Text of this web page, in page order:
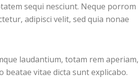
sequi nesciunt. Neque porrom
adipisci velit, sed quia nonae
laudantium, totam rem aperiam,
vitae dicta sunt explicabo.